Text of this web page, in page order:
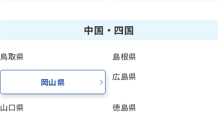
中国・四国
鳥取県 島根県
岡山県 広島県
山口県
徳島県